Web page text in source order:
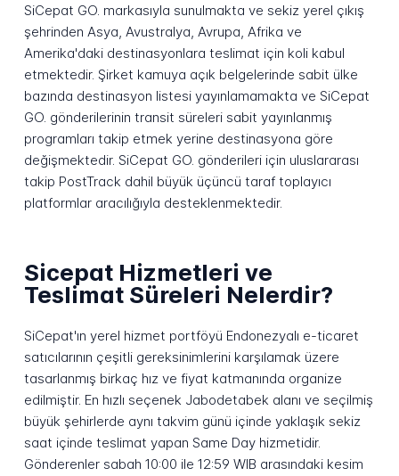
SiCepat GO. markasıyla sunulmakta ve sekiz yerel çıkış
şehrinden Asya, Avustralya, Avrupa, Afrika ve
Amerika'daki destinasyonlara teslimat için koli kabul
etmektedir. Şirket kamuya açık belgelerinde sabit ülke
bazında destinasyon listesi yayınlamamakta ve SiCepat
GO. gönderilerinin transit süreleri sabit yayınlanmış
programları takip etmek yerine destinasyona göre
değişmektedir. SiCepat GO. gönderileri için uluslararası
takip PostTrack dahil büyük üçüncü taraf toplayıcı
platformlar aracılığıyla desteklenmektedir.
Sicepat Hizmetleri ve
Teslimat Süreleri Nelerdir?
SiCepat'ın yerel hizmet portföyü Endonezyalı e-ticaret
satıcılarının çeşitli gereksinimlerini karşılamak üzere
tasarlanmış birkaç hız ve fiyat katmanında organize
edilmiştir. En hızlı seçenek Jabodetabek alanı ve seçilmiş
büyük şehirlerde aynı takvim günü içinde yaklaşık sekiz
saat içinde teslimat yapan Same Day hizmetidir.
Gönderenler sabah 10:00 ile 12:59 WIB arasındaki kesim